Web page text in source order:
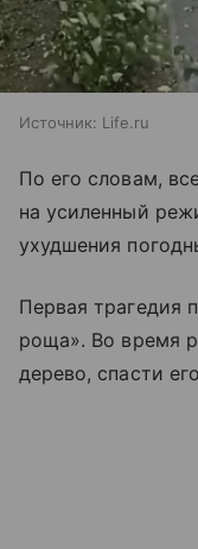
Источник: Life.ru
По его словам,
на усиленный
ухудшения
Первая трагедия
роща». Во время
дерево, спасти